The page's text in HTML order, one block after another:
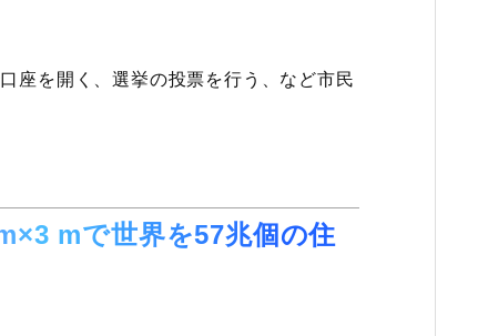
座を開く、選挙の投票を行う、など市民
×3 mで世界を57兆個の住